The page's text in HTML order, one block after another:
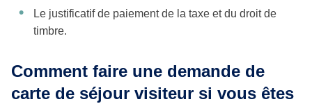
Le justificatif de paiement de la taxe et du droit de
timbre.
Comment faire une demande de
carte de séjour visiteur si vous êtes